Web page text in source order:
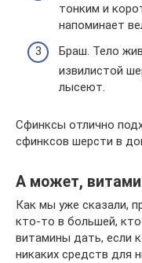
тонким и
напоминает
Браш. Тело
извилистой
лысеют.
Сфинксы отлично
сфинксов шерсти в
А может,
Как мы уже сказали,
кто-то в большей,
витамины дать, если
никаких средств для